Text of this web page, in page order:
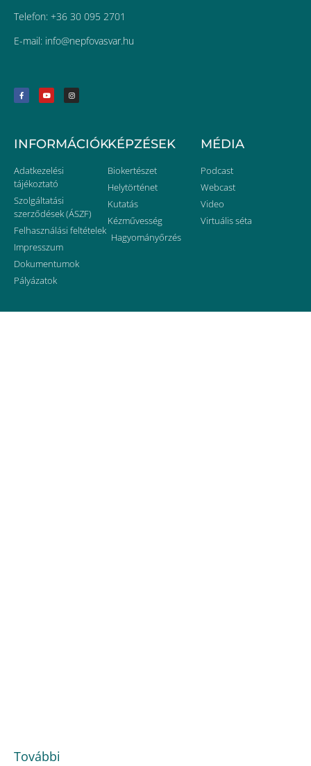
Telefon: +36 30 095 2701
E-mail: uh.ravsavofpen@ofni
INFORMÁCIÓK
Adatkezelési
tájékoztató
Szolgáltatási
szerződések (ÁSZF)
Felhasználási feltételek
Impresszum
Dokumentumok
Pályázatok
KÉPZÉSEK
Biokertészet
Helytörténet
Kutatás
Kézművesség
Hagyományőrzés
MÉDIA
Podcast
Webcast
Video
Virtuális séta
További